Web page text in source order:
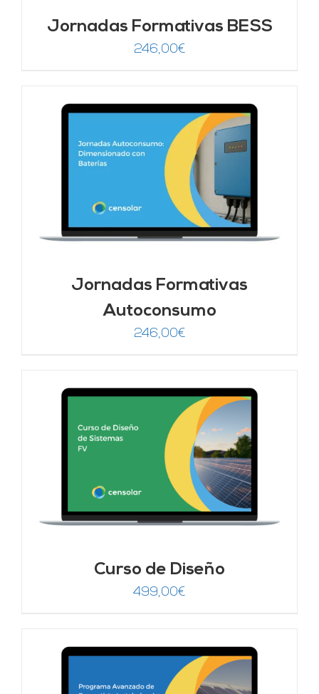
Jornadas Formativas BESS
246,00€
Jornadas Formativas
Autoconsumo
246,00€
Curso de Diseño
499,00€